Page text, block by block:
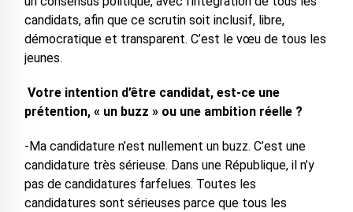
candidats, afin que ce scrutin soit inclusif, libre,
démocratique et transparent. C’est le vœu de tous les
jeunes.
Votre intention d’être candidat, est-ce une
prétention, « un buzz » ou une ambition réelle ?
-Ma candidature n’est nullement un buzz. C’est une
candidature très sérieuse. Dans une République, il n’y
pas de candidatures farfelues. Toutes les
candidatures sont sérieuses parce que tous les